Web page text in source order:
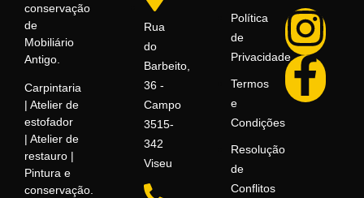
conservação
de
Mobiliário
Antigo.
Carpintaria
| Atelier de
estofador
| Atelier de
restauro |
Pintura e
conservação.
Rua
do
Barbeito,
36 -
Campo
3515-
342
Viseu
Política
de
Privacidade
Termos
e
Condições
Resolução
de
Conflitos